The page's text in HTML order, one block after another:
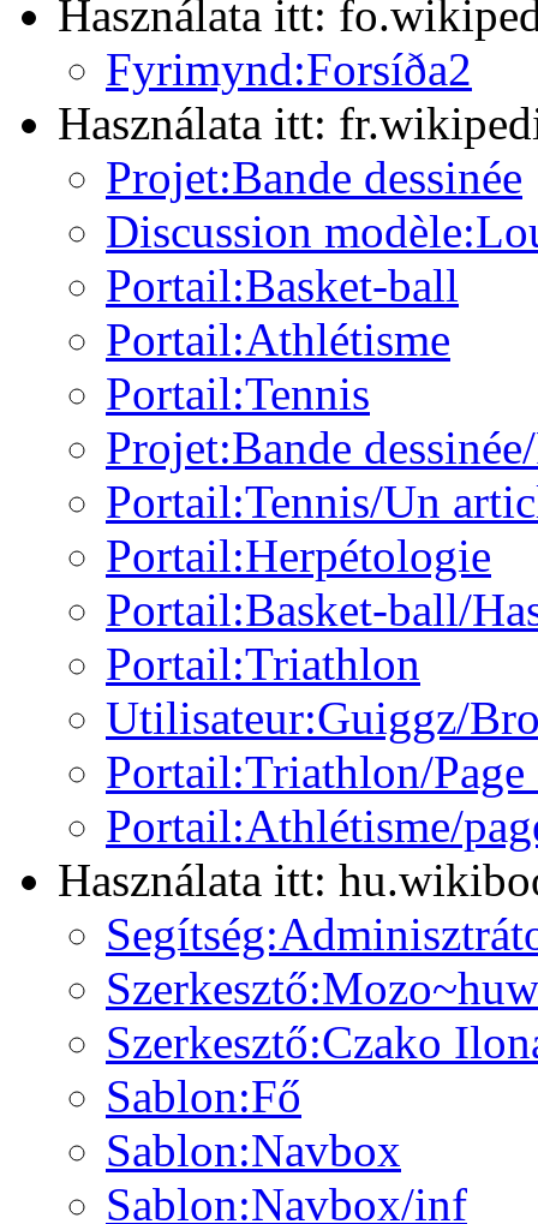
Használata itt:
Fyrimynd:Forsíða2
Használata itt:
Projet:Bande dessinée
Discussion
Portail:Basket-ball
Portail:Athlétisme
Portail:Tennis
Projet:Bande
Portail:Tennis/Un
Portail:Herpétologie
Portail:Basket-ball/
Portail:Triathlon
Utilisateur:Guiggz/
Portail:Triathlon/Page
Portail:Athlétisme/
Használata itt:
Szerkesztő:Czako
Sablon:Fő
Sablon:Navbox
Sablon:Navbox/inf